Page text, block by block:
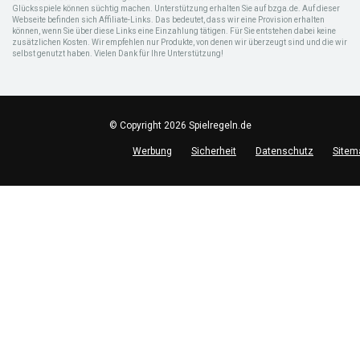
Glücksspiele können süchtig machen. Unterstützung erhalten Sie auf bzga.de. Auf dieser
Webseite befinden sich Affiliate-Links. Das bedeutet, dass wir eine Provision erhalten
können, wenn Sie über diese Links eine Einzahlung tätigen. Für Sie entstehen dabei keine
zusätzlichen Kosten. Wir empfehlen nur Produkte, von denen wir überzeugt sind und die wir
selbst genutzt haben. Vielen Dank für Ihre Unterstützung!
© Copyright 2026 Spielregeln.de
Werbung Sicherheit Datenschutz